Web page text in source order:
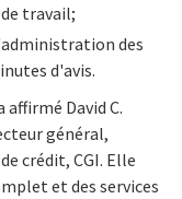
travail;
des
d'avis.
David C.
général,
crédit, CGI. Elle
et des services